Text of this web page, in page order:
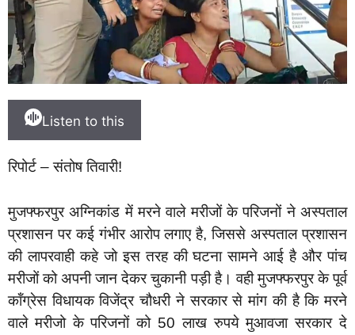
Listen to this
रिपोर्ट – संतोष तिवारी!
मुजफ्फरपुर अग्निकांड में मरने वाले मरीजों के परिजनों ने अस्पताल
प्रशासन पर कई गंभीर आरोप लगाए है, जिससे अस्पताल प्रशासन
की लापरवाही कहे जो इस तरह की घटना सामने आई है और पांच
मरीजों को अपनी जान देकर चुकानी पड़ी है। वही मुजफ्फरपुर के पूर्व
कॉंग्रेस विधायक विजेंद्र चौधरी ने सरकार से मांग की है कि मरने
वाले मरीजो के परिजनों को 50 लाख रुपये मुआवजा सरकार दे